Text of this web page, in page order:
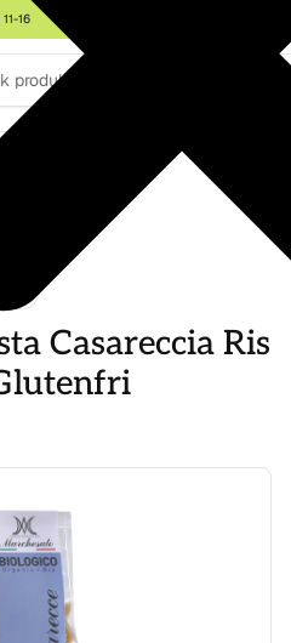
16
Casareccia Ris